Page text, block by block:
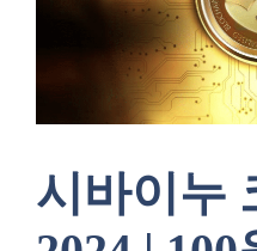
시바이누